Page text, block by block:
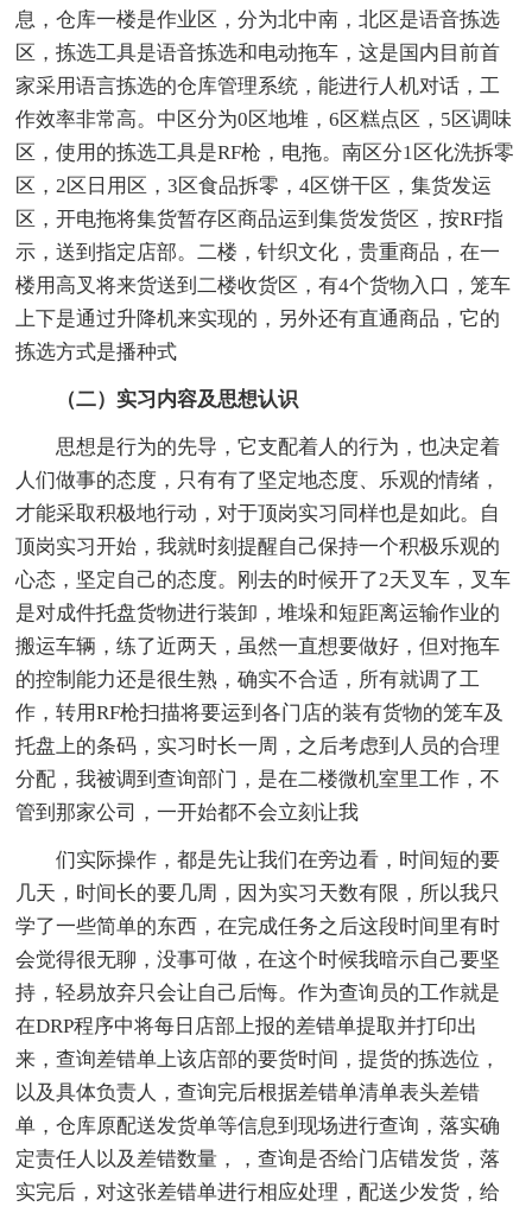
息，仓库一楼是作业区，分为北中南，北区是语音拣选
区，拣选工具是语音拣选和电动拖车，这是国内目前首
家采用语言拣选的仓库管理系统，能进行人机对话，工
作效率非常高。中区分为0区地堆，6区糕点区，5区调味
区，使用的拣选工具是RF枪，电拖。南区分1区化洗拆零
区，2区日用区，3区食品拆零，4区饼干区，集货发运
区，开电拖将集货暂存区商品运到集货发货区，按RF指
示，送到指定店部。二楼，针织文化，贵重商品，在一
楼用高叉将来货送到二楼收货区，有4个货物入口，笼车
上下是通过升降机来实现的，另外还有直通商品，它的
拣选方式是播种式
（二）实习内容及思想认识
思想是行为的先导，它支配着人的行为，也决定着
人们做事的态度，只有有了坚定地态度、乐观的情绪，
才能采取积极地行动，对于顶岗实习同样也是如此。自
顶岗实习开始，我就时刻提醒自己保持一个积极乐观的
心态，坚定自己的态度。刚去的时候开了2天叉车，叉车
是对成件托盘货物进行装卸，堆垛和短距离运输作业的
搬运车辆，练了近两天，虽然一直想要做好，但对拖车
的控制能力还是很生熟，确实不合适，所有就调了工
作，转用RF枪扫描将要运到各门店的装有货物的笼车及
托盘上的条码，实习时长一周，之后考虑到人员的合理
分配，我被调到查询部门，是在二楼微机室里工作，不
管到那家公司，一开始都不会立刻让我
们实际操作，都是先让我们在旁边看，时间短的要
几天，时间长的要几周，因为实习天数有限，所以我只
学了一些简单的东西，在完成任务之后这段时间里有时
会觉得很无聊，没事可做，在这个时候我暗示自己要坚
持，轻易放弃只会让自己后悔。作为查询员的工作就是
在DRP程序中将每日店部上报的差错单提取并打印出
来，查询差错单上该店部的要货时间，提货的拣选位，
以及具体负责人，查询完后根据差错单清单表头差错
单，仓库原配送发货单等信息到现场进行查询，落实确
定责任人以及差错数量，，查询是否给门店错发货，落
实完后，对这张差错单进行相应处理，配送少发货，给